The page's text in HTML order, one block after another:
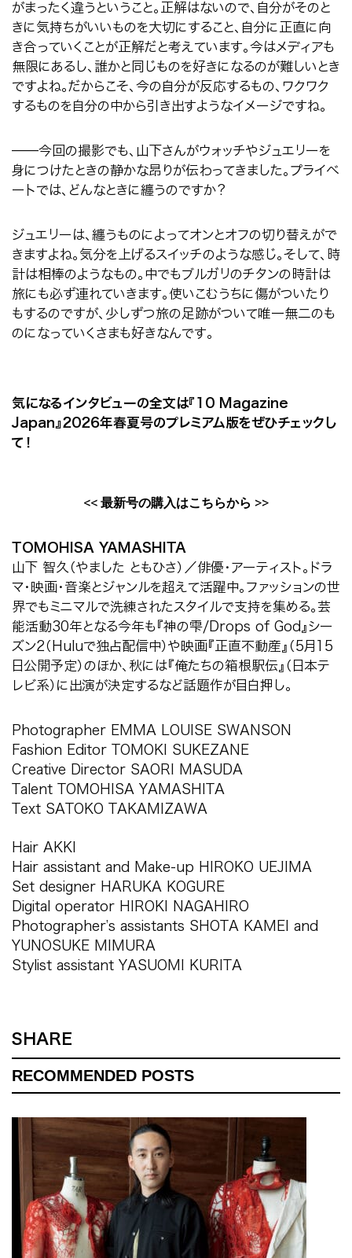
がまったく違うということ。正解はないので、自分がそのと
きに気持ちがいいものを大切にすること、自分に正直に向
き合っていくことが正解だと考えています。今はメディアも
無限にあるし、誰かと同じものを好きになるのが難しいとき
ですよね。だからこそ、今の自分が反応するもの、ワクワク
するものを自分の中から引き出すようなイメージですね。
──今回の撮影でも、山下さんがウォッチやジュエリーを
身につけたときの静かな昂りが伝わってきました。プライベ
ートでは、どんなときに纏うのですか？
ジュエリーは、纏うものによってオンとオフの切り替えがで
きますよね。気分を上げるスイッチのような感じ。そして、時
計は相棒のようなもの。中でもブルガリのチタンの時計は
旅にも必ず連れていきます。使いこむうちに傷がついたり
もするのですが、少しずつ旅の足跡がついて唯一無二のも
のになっていくさまも好きなんです。
気になるインタビューの全文は『 10 Magazine
Japan 』2026年春夏号のプレミアム版をぜひチェックし
て！
<< 最新号の購入はこちらから >>
TOMOHISA YAMASHITA
山下 智久（やました ともひさ）／俳優・アーティスト。ドラ
マ・映画・音楽とジャンルを超えて活躍中。ファッションの世
界でもミニマルで洗練されたスタイルで支持を集める。芸
能活動30年となる今年も『神の雫/Drops of God』シー
ズン2（Huluで独占配信中）や映画『正直不動産』（5月15
日公開予定）のほか、秋には『俺たちの箱根駅伝』（日本テ
レビ系）に出演が決定するなど話題作が目白押し。
Photographer EMMA LOUISE SWANSON
Fashion Editor TOMOKI SUKEZANE
Creative Director SAORI MASUDA
Talent TOMOHISA YAMASHITA
Text SATOKO TAKAMIZAWA
Hair AKKI
Hair assistant and Make-up HIROKO UEJIMA
Set designer HARUKA KOGURE
Digital operator HIROKI NAGAHIRO
Photographer’s assistants SHOTA KAMEI and
YUNOSUKE MIMURA
Stylist assistant YASUOMI KURITA
SHARE
RECOMMENDED POSTS